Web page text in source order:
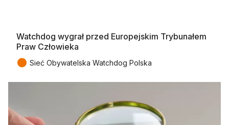
Watchdog wygrał przed Europejskim Trybunałem
Praw Człowieka
● Sieć Obywatelska Watchdog Polska